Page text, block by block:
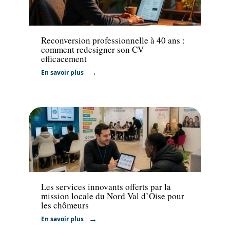
Actu
Reconversion professionnelle à 40 ans :
comment redesigner son CV
efficacement
En savoir plus
Emploi
Les services innovants offerts par la
mission locale du Nord Val d’Oise pour
les chômeurs
En savoir plus